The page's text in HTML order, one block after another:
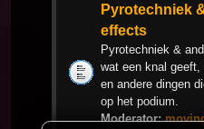
Pyrotechniek
effects
Pyrotechniek &
wat een knal
en andere dingen
op het podium.
Moderator: